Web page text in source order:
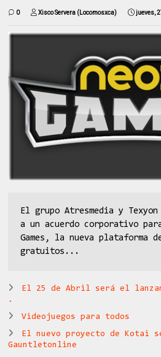
0 Xisco Servera (Locomosxca) jueves,
El grupo Atresmedia y Texyon
a un acuerdo corporativo
Games, la nueva plataforma
gratuitos...
El 25 de Abril será el
.
Videojuegos para todos
El nuevo proyecto de Kotai
Gauntletonline